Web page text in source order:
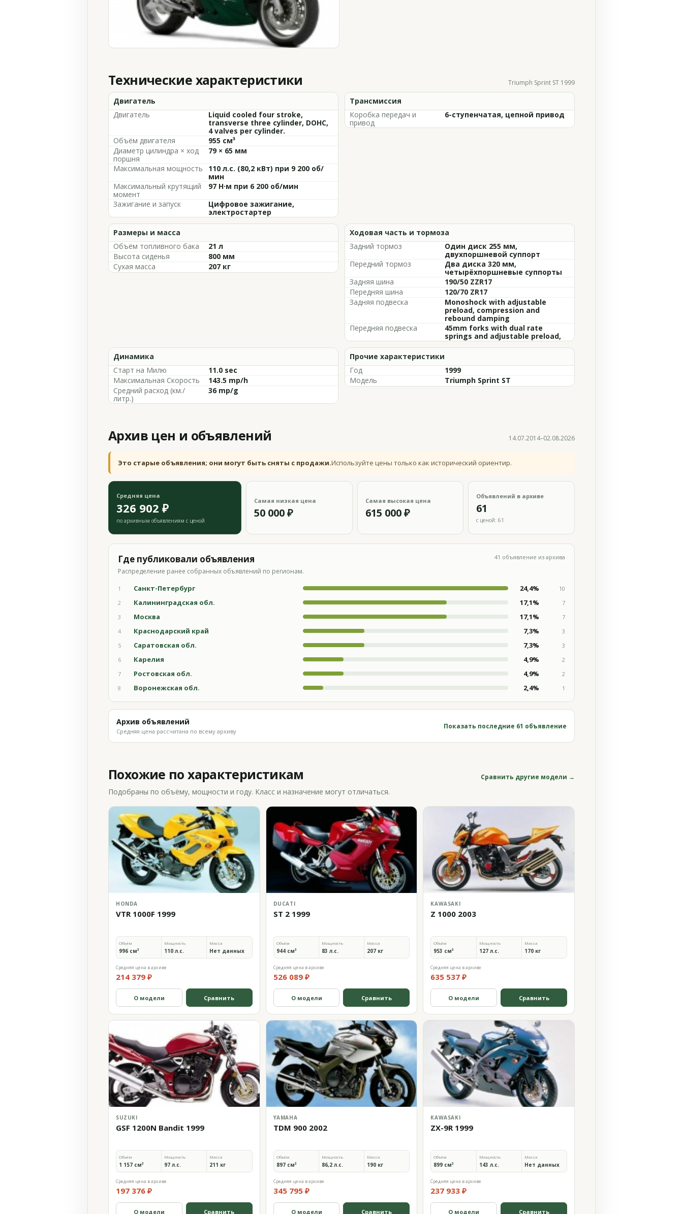
Технические характеристики Triumph Sprint ST 1999
Двигатель
Двигатель
Liquid cooled four stroke,
transverse three cylinder, DOHC,
4 valves per cylinder.
Объём двигателя
955 см³
Диаметр цилиндра × ход
поршня
79 × 65 мм
Максимальная мощность
110 л.с. (80,2 кВт) при 9 200 об/
мин
Максимальный крутящий
момент
97 Н·м при 6 200 об/мин
Зажигание и запуск
Цифровое зажигание,
электростартер
Трансмиссия
Коробка передач и
привод
6-ступенчатая, цепной привод
Размеры и масса
Объём топливного бака
21 л
Высота сиденья
800 мм
Сухая масса
207 кг
Ходовая часть и тормоза
Задний тормоз
Один диск 255 мм,
двухпоршневой суппорт
Передний тормоз
Два диска 320 мм,
четырёхпоршневые суппорты
Задняя шина
190/50 ZZR17
Передняя шина
120/70 ZR17
Задняя подвеска
Monoshock with adjustable
preload, compression and
rebound damping
Передняя подвеска
45mm forks with dual rate
springs and adjustable preload,
Динамика
Старт на Милю
11.0 sec
Максимальная Скорость
143.5 mp/h
Средний расход (км./
литр.)
36 mp/g
Прочие характеристики
Год
1999
Модель
Triumph Sprint ST
Архив цен и объявлений 14.07.2014–02.08.2026
Это старые объявления; они могут быть сняты с продажи.Используйте цены только как исторический ориентир.
Средняя цена
326 902 ₽
по архивным объявлениям с ценой
Самая низкая цена
50 000 ₽
Самая высокая цена
615 000 ₽
Объявлений в архиве
61
с ценой: 61
Где публиковали объявления
Распределение ранее собранных объявлений по регионам.
41 объявление из архива
1 Санкт-Петербург 24,4%
10
2
Калининградская обл. 17,1%
7
3
Москва 17,1%
7
4
Краснодарский край 7,3%
3
5
Саратовская обл. 7,3%
3
6
Карелия 4,9%
2
7
Ростовская обл. 4,9%
2
8
Воронежская обл. 2,4% 1
Архив объявлений
Средняя цена рассчитана по всему архиву
Показать последние 61 объявление
Похожие по характеристикам Сравнить другие модели →
Подобраны по объёму, мощности и году. Класс и назначение могут отличаться.
HONDA
VTR 1000F 1999
Объём
996 см³
Мощность
110 л.с.
Масса
Нет данных
Средняя цена в архиве
214 379 ₽
О модели Сравнить
DUCATI
ST 2 1999
Объём
944 см³
Мощность
83 л.с.
Масса
207 кг
Средняя цена в архиве
526 089 ₽
О модели Сравнить
KAWASAKI
Z 1000 2003
Объём
953 см³
Мощность
127 л.с.
Масса
170 кг
Средняя цена в архиве
635 537 ₽
О модели Сравнить
SUZUKI
GSF 1200N Bandit 1999
Объём
1 157 см³
Мощность
97 л.с.
Масса
211 кг
Средняя цена в архиве
197 376 ₽
О модели Сравнить
YAMAHA
TDM 900 2002
Объём
897 см³
Мощность
86,2 л.с.
Масса
190 кг
Средняя цена в архиве
345 795 ₽
О модели Сравнить
KAWASAKI
ZX-9R 1999
Объём
899 см³
Мощность
143 л.с.
Масса
Нет данных
Средняя цена в архиве
237 933 ₽
О модели Сравнить